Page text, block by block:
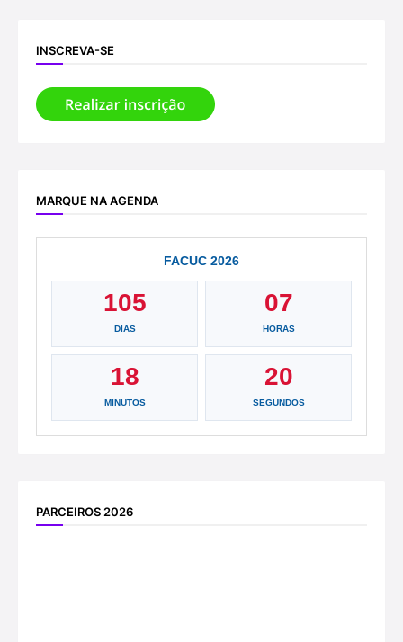
INSCREVA-SE
MARQUE NA AGENDA
FACUC 2026
105
DIAS
07
HORAS
18
MINUTOS
20
SEGUNDOS
PARCEIROS 2026